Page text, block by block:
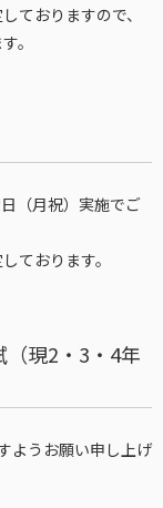
ておりますので、
。
（月祝）実施でご
ております。
現2・3・4年
ようお願い申し上げ